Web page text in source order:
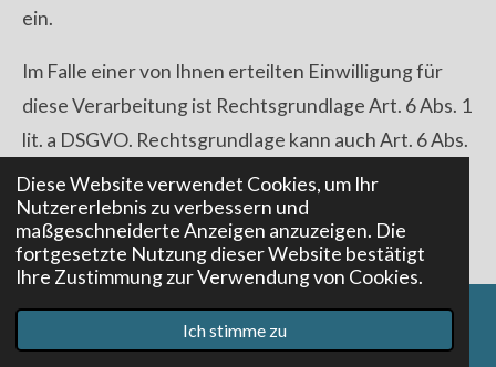
Diese Website verwendet Cookies, um Ihr
Nutzererlebnis zu verbessern und
maßgeschneiderte Anzeigen anzuzeigen. Die
fortgesetzte Nutzung dieser Website bestätigt
Ihre Zustimmung zur Verwendung von Cookies.
Ich stimme zu
ein.
Im Falle einer von Ihnen erteilten Einwilligung für
diese Verarbeitung ist Rechtsgrundlage Art. 6 Abs. 1
lit. a DSGVO. Rechtsgrundlage kann auch Art. 6 Abs.
1 lit. f DSGVO sein. Unser berechtigtes Interesse
liegt in der Optimierung der Funktionalität unseres
Internetauftritts.
Dienst Mapbox eingebunden ist, wird durch Mapbox
Telefon